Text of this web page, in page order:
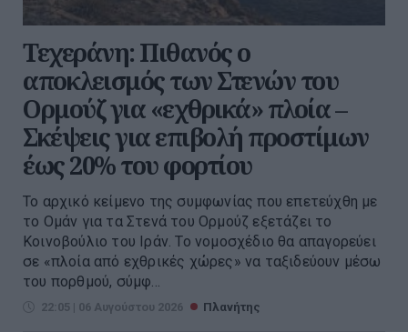
Τεχεράνη: Πιθανός ο
αποκλεισμός των Στενών του
Ορμούζ για «εχθρικά» πλοία –
Σκέψεις για επιβολή προστίμων
έως 20% του φορτίου
Το αρχικό κείμενο της συμφωνίας που επετεύχθη με
το Ομάν για τα Στενά του Ορμούζ εξετάζει το
Κοινοβούλιο του Ιράν. Το νομοσχέδιο θα απαγορεύει
σε «πλοία από εχθρικές χώρες» να ταξιδεύουν μέσω
του πορθμού, σύμφ...
22:05 | 06 Αυγούστου 2026 Πλανήτης